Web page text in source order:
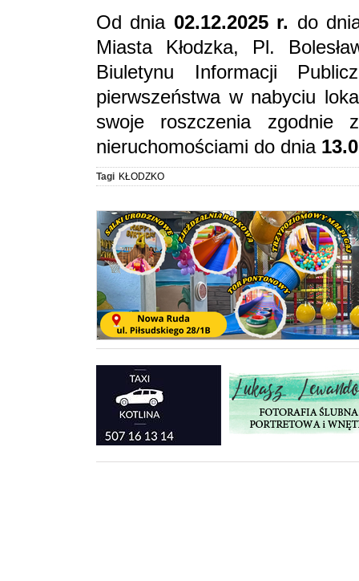
Od dnia 02.12.2025 r. do
Miasta Kłodzka, Pl.
Biuletynu Informacji
pierwszeństwa w nabyciu
swoje roszczenia
nieruchomościami do dnia
Tagi KŁODZKO